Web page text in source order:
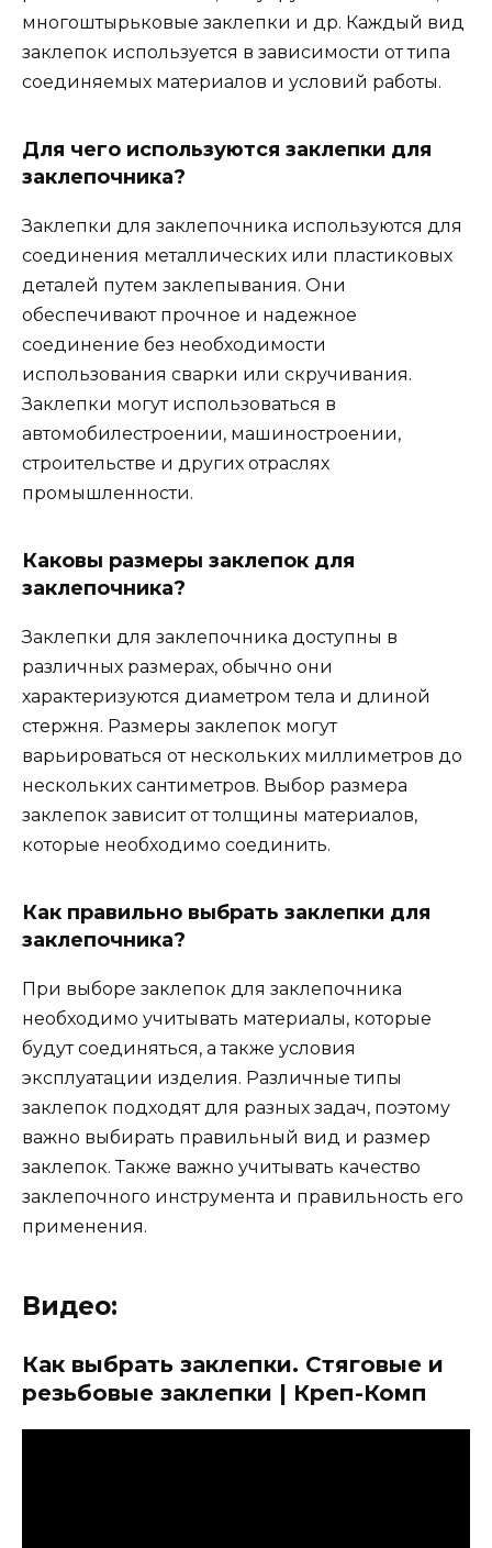
многоштырьковые заклепки и др. Каждый вид
заклепок используется в зависимости от типа
соединяемых материалов и условий работы.
Для чего используются заклепки для
заклепочника?
Заклепки для заклепочника используются для
соединения металлических или пластиковых
деталей путем заклепывания. Они
обеспечивают прочное и надежное
соединение без необходимости
использования сварки или скручивания.
Заклепки могут использоваться в
автомобилестроении, машиностроении,
строительстве и других отраслях
промышленности.
Каковы размеры заклепок для
заклепочника?
Заклепки для заклепочника доступны в
различных размерах, обычно они
характеризуются диаметром тела и длиной
стержня. Размеры заклепок могут
варьироваться от нескольких миллиметров до
нескольких сантиметров. Выбор размера
заклепок зависит от толщины материалов,
которые необходимо соединить.
Как правильно выбрать заклепки для
заклепочника?
При выборе заклепок для заклепочника
необходимо учитывать материалы, которые
будут соединяться, а также условия
эксплуатации изделия. Различные типы
заклепок подходят для разных задач, поэтому
важно выбирать правильный вид и размер
заклепок. Также важно учитывать качество
заклепочного инструмента и правильность его
применения.
Видео:
Как выбрать заклепки. Стяговые и
резьбовые заклепки | Креп-Комп